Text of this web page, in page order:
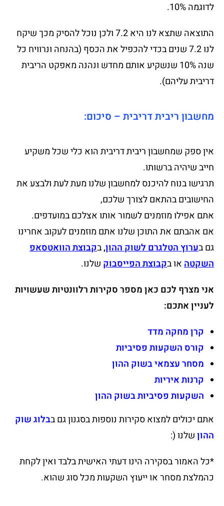
לדוגמה 10%.
התוצאה שתצא לנו היא 7.2 ולכן נוכל להסיק מכך שיקח
לנו 7.2 שנים בכדי להכפיל את הכסף (בהנחה ונרוויח כל
שנה 10% שנשקיע אותם מחדש ונהנה מאפקט הריבית
דריבית עליהם).
מחשבון ריבית דריבית – סיכום:
אין ספק שמחשבון ריבית דריבית הוא כלי שכל משקיע
חייב שיהיה ברשותו.
תרגישו בנוח להיכנס למחשבון שלנו מעת לעת ולבצע את
החישובים בהתאם לצורך שלכם,
אתם אפילו מוזמנים לשמור אותו אצלכם במועדפים.
אם אהבתם את התוכן שלנו אתם מוזמנים לעקוב אחרינו
גם בערוץ הטלגרם לשוק ההון,בקבוצת הוואטסאפ
השקטהאו בקבוצת הפייסבוק שלנו.
אני מצרף לכם כאן מספר סקירות רלוונטיות שעשויות
לעניין אתכם:
קרן מחקה מדד
קורס השקעות פסיביות
מסחר עצמאי בשוק ההון
קרנות איריות
השקעות פסיביות בשוק ההון
אתם יכולים למצוא סקירות נוספות בסגנון גם בבלוג שוק
ההוןשלנו (:
*כל האמור בסקירה הינו דעתי האישית בלבד ואין לקחת
כהמלצת מסחר או ייעוץ השקעות מכל סוג שהוא.